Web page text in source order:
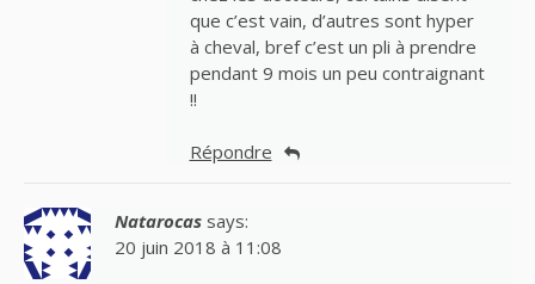
que c’est vain, d’autres sont hyper
à cheval, bref c’est un pli à prendre
pendant 9 mois un peu contraignant
!!
Répondre
Natarocas says:
20 juin 2018 à 11:08